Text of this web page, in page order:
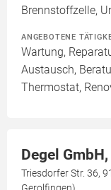
Brennstoffzelle,
ANGEBOTENE
Wartung,
Austausch,
Thermostat,
Degel
Triesdorfer Str. 36,